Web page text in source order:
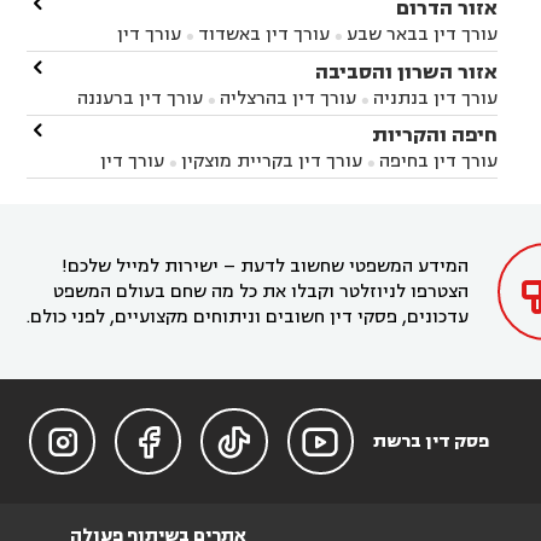
אזור הדרום
עורך דין בבאר שבע  עורך דין באשדוד 
עורך דין
באשקלון
עורך דין בבאר טוביה עורך דין בגן יבנה
עורך דין בניר הבנים עורך דין בערד
זיקים
עורך דין בנתיבות עורך דין בקרית מלאכי
אזור השרון והסביבה
עורך דין בנתניה  עורך דין בהרצליה  עורך דין ברעננה
עורך דין בחדרה עורך דין בכפר סבא
עורך דין בהוד
השרון
עורך דין באבן יהודה
עורך דין בחריש  עורך דין בקיסריה  עורך דין בקדימה

חיפה והקריות
עורך דין בחיפה  עורך דין בקריית מוצקין 
עורך דין
בקרית מוצקין
עורך דין בקריית אתא
עורך דין

המידע המשפטי שחשוב לדעת – ישירות למייל שלכם!
הצטרפו לניוזלטר וקבלו את כל מה שחם בעולם המשפט
עדכונים, פסקי דין חשובים וניתוחים מקצועיים, לפני כולם.
פסק דין ברשת 



אתרים בשיתוף פעולה